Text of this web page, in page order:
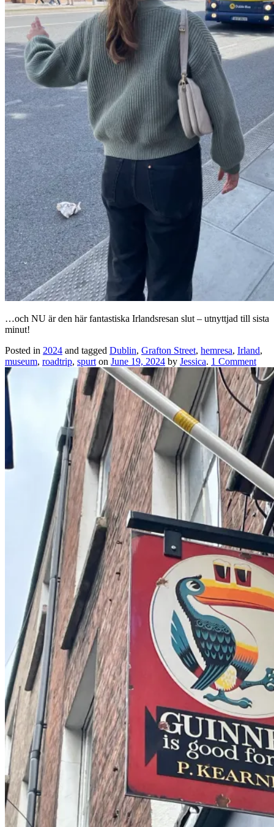
…och NU är den här fantastiska Irlandsresan slut – utnyttjad till sista
minut!
Posted in 2024 and tagged Dublin, Grafton Street, hemresa, Irland,
museum, roadtrip, spurt on June 19, 2024 by Jessica. 1 Comment